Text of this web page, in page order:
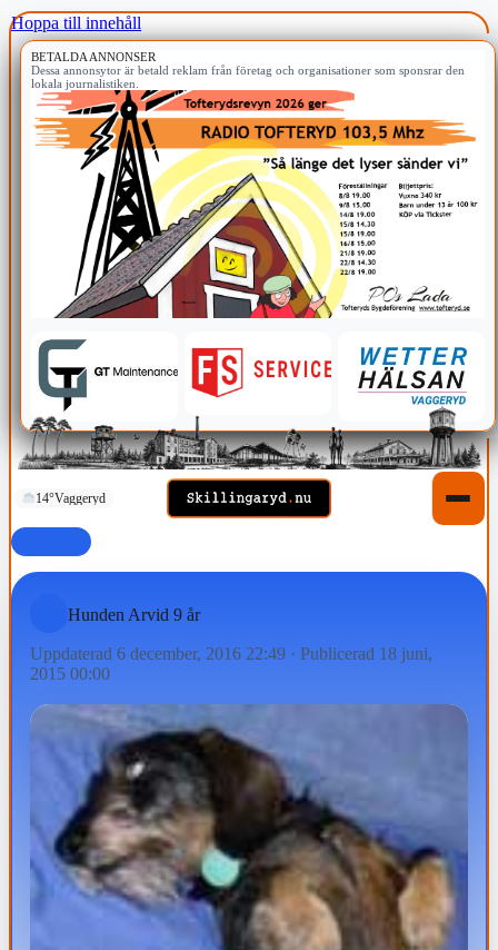
Hoppa till innehåll
BETALDA ANNONSER
Dessa annonsytor är betald reklam från företag och organisationer som sponsrar den
lokala journalistiken.
14°Vaggeryd
Hunden Arvid 9 år
Uppdaterad 6 december, 2016 22:49 · Publicerad 18 juni,
2015 00:00